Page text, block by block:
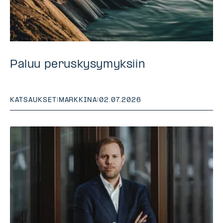
Paluu peruskysymyksiin
KATSAUKSET MARKKINA |02.07.2026